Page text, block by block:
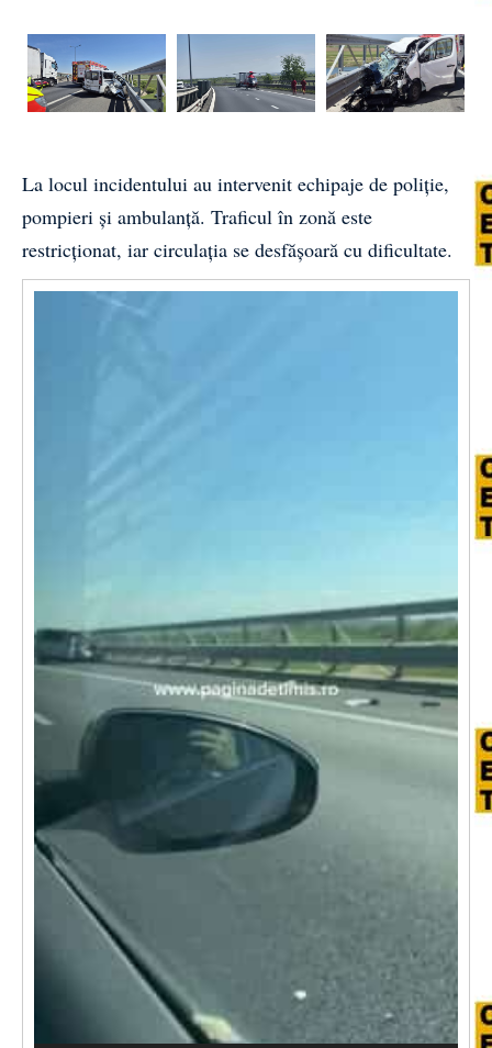
La locul incidentului au intervenit echipaje de poliție,
pompieri și ambulanță. Traficul în zonă este
restricționat, iar circulația se desfășoară cu dificultate.